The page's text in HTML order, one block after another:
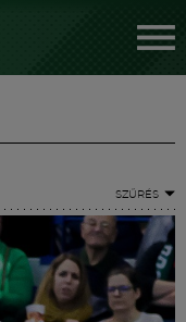
SZŰRÉS